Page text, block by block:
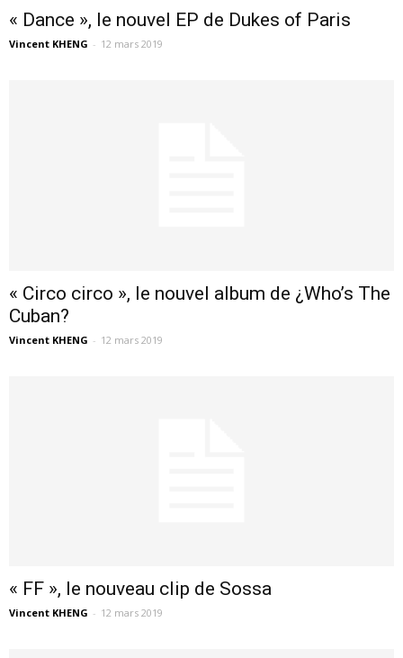
« Dance », le nouvel EP de Dukes of Paris
Vincent KHENG - 12 mars 2019
« Circo circo », le nouvel album de ¿Who’s The
Cuban?
Vincent KHENG - 12 mars 2019
« FF », le nouveau clip de Sossa
Vincent KHENG - 12 mars 2019